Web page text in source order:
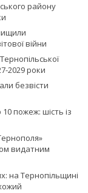
району
війни
2029 роки
безвісти
пожеж: шість із
видатним
на Тернопільщині